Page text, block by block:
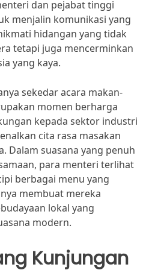
dan pejabat tinggi
menjalin komunikasi yang
hidangan yang tidak
tetapi juga mencerminkan
yang kaya.
sekedar acara makan-
momen berharga
kepada sektor industri
cita rasa masakan
Dalam suasana yang penuh
para menteri terlihat
berbagai menu yang
membuat mereka
lokal yang
modern.
Kunjungan